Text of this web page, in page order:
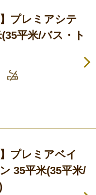
プレミアシテ
平米/バス・ト
プレミアベイ
35平米(35平米/